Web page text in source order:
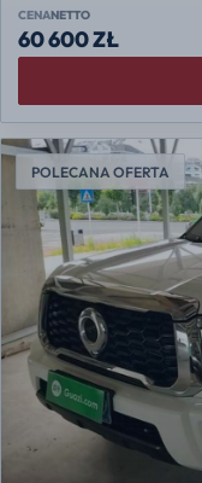
CENANETTO
60 600 ZŁ
POLECANA OFERTA